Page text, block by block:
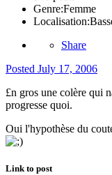
Genre:Femme
Localisation:
Share
Posted July 17, 2006
£n gros une colère qui
progresse quoi.
Oui l'hypothèse du
Link to post